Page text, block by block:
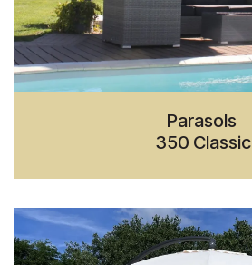
Parasols
350 Classic